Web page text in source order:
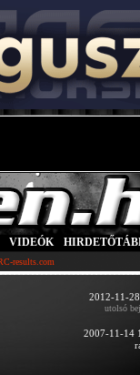
VIDEÓK
results.com
2012-11-
utolsó
2007-11-14